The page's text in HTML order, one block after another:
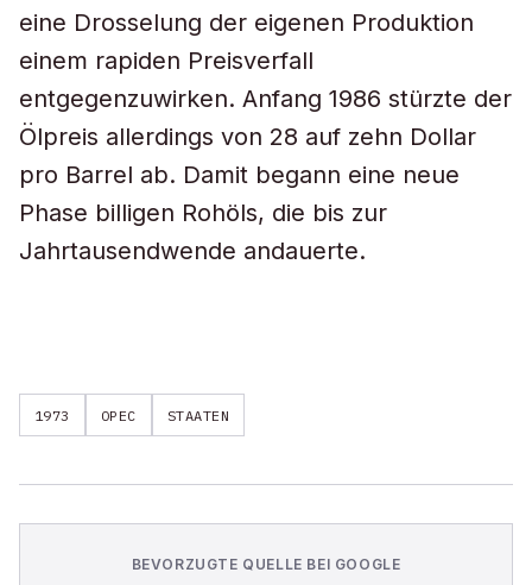
eine Drosselung der eigenen Produktion
einem rapiden Preisverfall
entgegenzuwirken. Anfang 1986 stürzte der
Ölpreis allerdings von 28 auf zehn Dollar
pro Barrel ab. Damit begann eine neue
Phase billigen Rohöls, die bis zur
Jahrtausendwende andauerte.
1973 OPEC STAATEN
BEVORZUGTE QUELLE BEI GOOGLE